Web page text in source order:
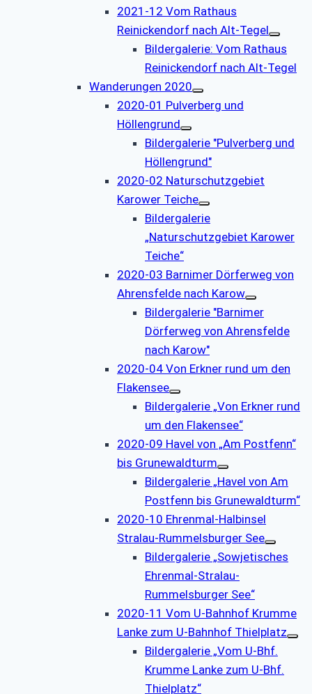
2021-12 Vom Rathaus
Reinickendorf nach Alt-Tegel
Bildergalerie: Vom Rathaus
Reinickendorf nach Alt-Tegel
Wanderungen 2020
2020-01 Pulverberg und
Höllengrund
Bildergalerie "Pulverberg und
Höllengrund"
2020-02 Naturschutzgebiet
Karower Teiche
Bildergalerie
„Naturschutzgebiet Karower
Teiche“
2020-03 Barnimer Dörferweg von
Ahrensfelde nach Karow
Bildergalerie "Barnimer
Dörferweg von Ahrensfelde
nach Karow"
2020-04 Von Erkner rund um den
Flakensee
Bildergalerie „Von Erkner rund
um den Flakensee“
2020-09 Havel von „Am Postfenn“
bis Grunewaldturm
Bildergalerie „Havel von Am
Postfenn bis Grunewaldturm“
2020-10 Ehrenmal-Halbinsel
Stralau-Rummelsburger See
Bildergalerie „Sowjetisches
Ehrenmal-Stralau-
Rummelsburger See“
2020-11 Vom U-Bahnhof Krumme
Lanke zum U-Bahnhof Thielplatz
Bildergalerie „Vom U-Bhf.
Krumme Lanke zum U-Bhf.
Thielplatz“